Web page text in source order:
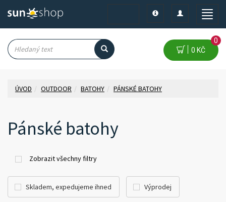
Toggle
Toggle
navigation
Toggle
0 KČ
0
ÚVOD OUTDOOR BATOHY PÁNSKÉ BATOHY
Pánské batohy
Zobrazit všechny filtry
Skladem, expedujeme ihned Výprodej